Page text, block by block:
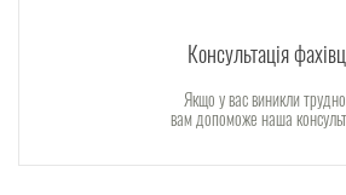
Консультація
Якщо у вас виникли
вам допоможе наша